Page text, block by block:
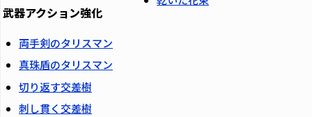
武器アクション強化
両手剣のタリスマン
真珠盾のタリスマン
切り返す交差樹
刺し貫く交差樹